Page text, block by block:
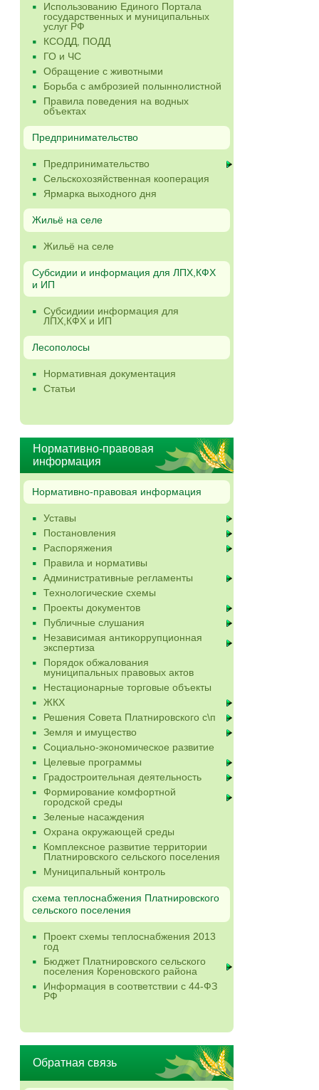
Использованию Единого Портала
государственных и муниципальных
услуг РФ
КСОДД, ПОДД
ГО и ЧС
Обращение с животными
Борьба с амброзией полыннолистной
Правила поведения на водных
объектах
Предпринимательство
Предпринимательство
Сельскохозяйственная кооперация
Ярмарка выходного дня
Жильё на селе
Жильё на селе
Субсидии и информация для ЛПХ,КФХ
и ИП
Субсидиии информация для
ЛПХ,КФХ и ИП
Лесополосы
Нормативная документация
Статьи
Нормативно-правовая
информация
Нормативно-правовая информация
Уставы
Постановления
Распоряжения
Правила и нормативы
Административные регламенты
Технологические схемы
Проекты документов
Публичные слушания
Независимая антикоррупционная
экспертиза
Порядок обжалования
муниципальных правовых актов
Нестационарные торговые объекты
ЖКХ
Решения Совета Платнировского с\п
Земля и имущество
Социально-экономическое развитие
Целевые программы
Градостроительная деятельность
Формирование комфортной
городской среды
Зеленые насаждения
Охрана окружающей среды
Комплексное развитие территории
Платнировского сельского поселения
Муниципальный контроль
схема теплоснабжения Платнировского
сельского поселения
Проект схемы теплоснабжения 2013
год
Бюджет Платнировского сельского
поселения Кореновского района
Информация в соответствии с 44-ФЗ
РФ
Обратная связь